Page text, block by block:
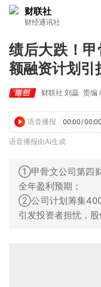
财联社
财经通讯社
绩后大跌！
额融资计划引
财联社 刘蕊 责编
语音播报 00:00/
语音播报由AI生成
①甲骨文公司第四
全年盈利预期；
②公司计划筹集400
引发投资者担忧，股